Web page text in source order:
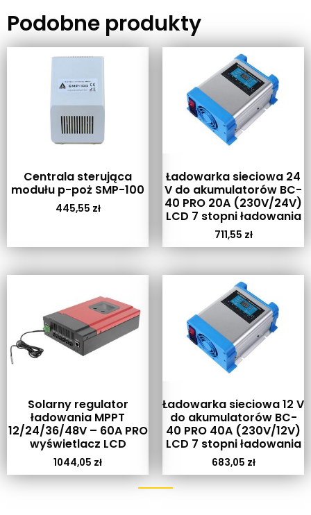
Podobne produkty
Centrala sterująca
modułu p-poż SMP-100
445,55 zł
Ładowarka sieciowa 24
V do akumulatorów BC-
40 PRO 20A (230V/24V)
LCD 7 stopni ładowania
711,55 zł
Solarny regulator
ładowania MPPT
12/24/36/48V – 60A PRO
wyświetlacz LCD
1044,05 zł
Ładowarka sieciowa 12 V
do akumulatorów BC-
40 PRO 40A (230V/12V)
LCD 7 stopni ładowania
683,05 zł